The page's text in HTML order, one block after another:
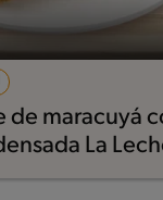
de maracuyá
La